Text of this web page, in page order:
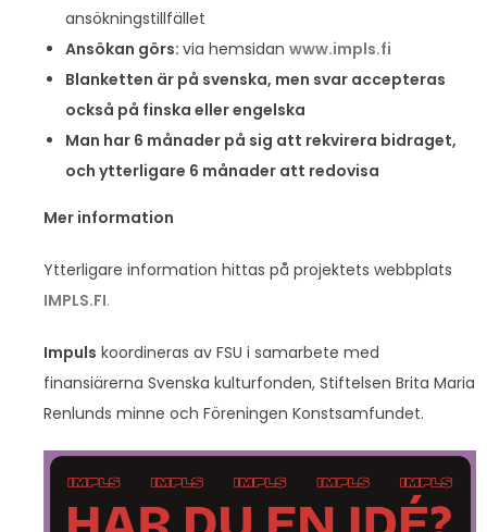
ansökningstillfället
Ansökan görs: via hemsidan www.impls.fi
Blanketten är på svenska, men svar accepteras
också på finska eller engelska
Man har 6 månader på sig att rekvirera bidraget,
och ytterligare 6 månader att redovisa
Mer information
Ytterligare information hittas på projektets webbplats
IMPLS.FI.
Impuls koordineras av FSU i samarbete med
finansiärerna Svenska kulturfonden, Stiftelsen Brita Maria
Renlunds minne och Föreningen Konstsamfundet.